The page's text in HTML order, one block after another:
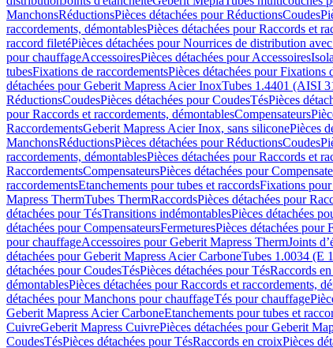
ManchonsRéductionsPièces détachées pour RéductionsCoudes
raccordements, démontablesPièces détachées pour Raccords et
raccord filetéPièces détachées pour Nourrices de distribution
pour chauffageAccessoiresPièces détachées pour Accessoires
tubesFixations de raccordementsPièces détachées pour Fixations
détachées pour Geberit Mapress Acier InoxTubes 1.4401 (AISI
RéductionsCoudesPièces détachées pour CoudesTésPièces
pour Raccords et raccordements, démontablesCompensateurs
RaccordementsGeberit Mapress Acier Inox, sans siliconePièces
ManchonsRéductionsPièces détachées pour RéductionsCoudes
raccordements, démontablesPièces détachées pour Raccords et
RaccordementsCompensateursPièces détachées pour
raccordementsEtanchements pour tubes et raccordsFixations pour
Mapress ThermTubes ThermRaccordsPièces détachées pour
détachées pour TésTransitions indémontablesPièces détachées
détachées pour CompensateursFermeturesPièces détachées pour
pour chauffageAccessoires pour Geberit Mapress ThermJoints
détachées pour Geberit Mapress Acier CarboneTubes 1.0034 (E
détachées pour CoudesTésPièces détachées pour TésRaccords
démontablesPièces détachées pour Raccords et raccordements,
détachées pour Manchons pour chauffageTés pour chauffage
Geberit Mapress Acier CarboneEtanchements pour tubes et
CuivreGeberit Mapress CuivrePièces détachées pour Geberit
CoudesTésPièces détachées pour TésRaccords en croixPièces